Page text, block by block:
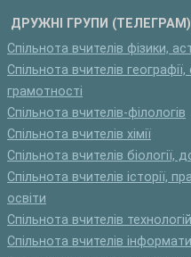
ДРУЖНІ ГРУПИ
Спільнота вчителів фізики,
Спільнота вчителів
грамотності
Спільнота вчителів-філологів
Спільнота вчителів хімії
Спільнота вчителів
Спільнота вчителів історії,
освіти
Спільнота вчителів технологій
Спільнота вчителів